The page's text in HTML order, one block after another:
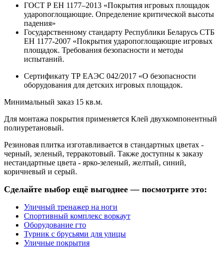
ГОСТ Р ЕН 1177–2013 «Покрытия игровых площадок
ударопоглощающие. Определение критической высоты
падения»
Государственному стандарту Республики Беларусь СТБ
ЕН 1177-2007 «Покрытия ударопоглощающие игровых
площадок. Требования безопасности и методы
испытаний.
Сертификату ТР ЕАЭС 042/2017 «О безопасности
оборудования для детских игровых площадок.
Минимальный заказ 15 кв.м.
Для монтажа покрытия применяется Клей двухкомпонентный
полиуретановый.
Резиновая плитка изготавливается в стандартных цветах -
черный, зеленый, терракотовый. Также доступны к заказу
нестандартные цвета - ярко-зеленый, желтый, синий,
коричневый и серый.
Сделайте выбор ещё выгоднее — посмотрите это:
Уличный тренажер на ноги
Спортивный комплекс воркаут
Оборудование гто
Турник с брусьями для улицы
Уличные покрытия